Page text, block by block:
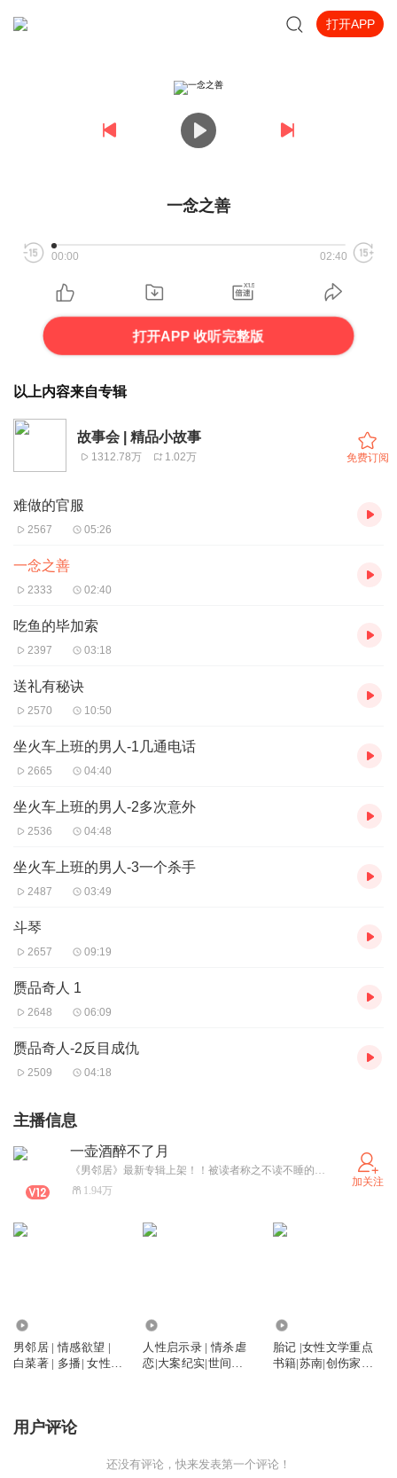
打开APP
一念之善
00:00 02:40
打开APP 收听完整版
以上内容来自专辑
故事会 | 精品小故事
1312.78万 1.02万 免费订阅
难做的官服
2567 05:26
一念之善
2333 02:40
吃鱼的毕加索
2397 03:18
送礼有秘诀
2570 10:50
坐火车上班的男人-1几通电话
2665 04:40
坐火车上班的男人-2多次意外
2536 04:48
坐火车上班的男人-3一个杀手
2487 03:49
斗琴
2657 09:19
赝品奇人 1
2648 06:09
赝品奇人-2反目成仇
2509 04:18
主播信息
一壶酒醉不了月
《男邻居》最新专辑上架！！被读者称之不读不睡的小说，推荐收听！！《夫人她来自1938》 欢迎点进主页收听！《故事会》《中国民间故事》，传承民间文化经典，欢迎订阅、送月票哦！
1.94万
加关注
男邻居 | 情感欲望 |
白菜著 | 多播| 女性成
人性启示录 | 情杀虐
恋|大案纪实|世间百
胎记 |女性文学重点
书籍|苏南|创伤家庭|
用户评论
还没有评论，快来发表第一个评论！